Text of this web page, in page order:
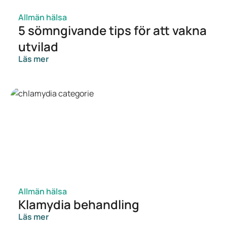
Allmän hälsa
5 sömngivande tips för att vakna
utvilad
Läs mer
Allmän hälsa
Klamydia behandling
Läs mer